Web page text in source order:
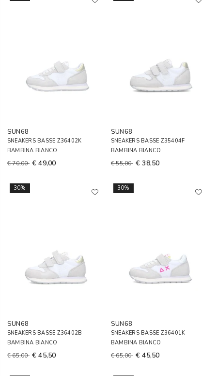
SUN68
SNEAKERS BASSE Z36402K
BAMBINA BIANCO
€ 70,00 € 49,00
SUN68
SNEAKERS BASSE Z35404F
BAMBINA BIANCO
€ 55,00 € 38,50
30%
SUN68
SNEAKERS BASSE Z36402B
BAMBINA BIANCO
€ 65,00 € 45,50
30%
SUN68
SNEAKERS BASSE Z36401K
BAMBINA BIANCO
€ 65,00 € 45,50